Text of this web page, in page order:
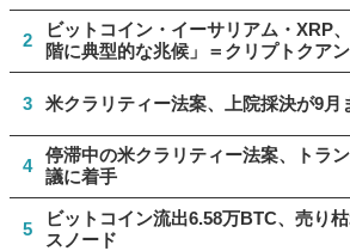
2
ビットコイン・イーサリアム・XRP
階に典型的な兆候」＝クリプトクア
3 米クラリティー法案、上院採決が9月
4
停滞中の米クラリティー法案、トラ
議に着手
5
ビットコイン流出6.58万BTC、売り
スノード